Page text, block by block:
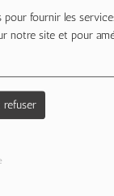
pour fournir les
notre site et pour
refuser
#7 - Les
#6 - Les